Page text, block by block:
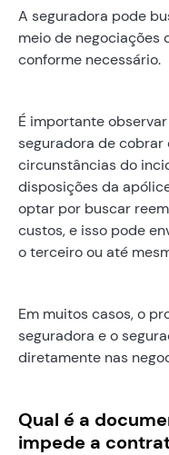
A seguradora pode
meio de negociações
conforme necessário.
É importante
seguradora de
circunstâncias do
disposições da
optar por buscar
custos, e isso pode
o terceiro ou até
Em muitos casos, o
seguradora e o
diretamente nas
Qual é a
impede a